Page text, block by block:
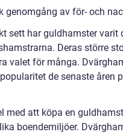
genomgång av för- och
sett har guldhamster varit
Deras större
valet för många.
de senaste åren
med att köpa en
boendemiljöer.